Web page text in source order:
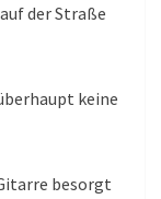
der Straße
keine
besorgt